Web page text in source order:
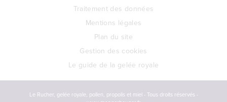
Traitement des données
Mentions légales
Plan du site
Gestion des cookies
Le guide de la gelée royale
Le Rucher, gelée royale, pollen, propolis et miel - Tous droits réservés -